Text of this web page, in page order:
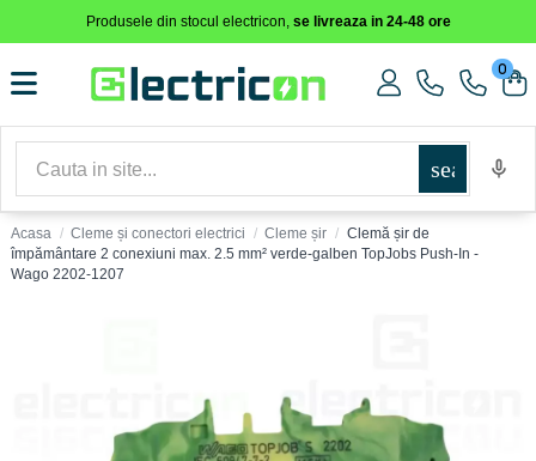
Produsele din stocul electricon, se livreaza in 24-48 ore
0
search
Acasa Cleme și conectori electrici Cleme șir
Clemă șir de
împământare 2 conexiuni max. 2.5 mm² verde-galben TopJobs Push-In -
Wago 2202-1207